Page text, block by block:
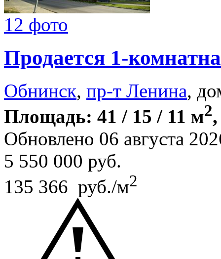
12 фото
Продается 1-
Обнинск, пр-т Ленина,
Площадь: 41 / 15 / 11 м2
Обновлено 06 августа
5 550 000 руб.
135 366 руб./м2